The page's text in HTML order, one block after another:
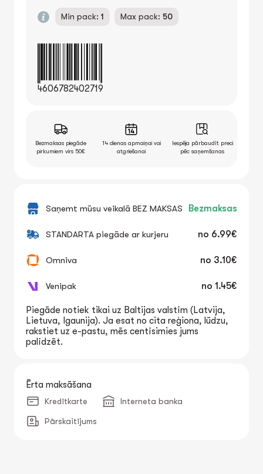
Min pack: 1 Max pack: 50
4606782402719
Bezmaksas piegāde
pirkumiem virs 50€
14 dienas apmaiņai vai
atgriešanai
Iespēja pārbaudīt preci
pēc saņemšanas
Saņemt mūsu veikalā BEZ MAKSAS Bezmaksas
STANDARTA piegāde ar kurjeru no 6.99€
Omniva no 3.10€
Venipak no 1.45€
Piegāde notiek tikai uz Baltijas valstīm (Latvija,
Lietuva, Igaunija). Ja esat no cita reģiona, lūdzu,
rakstiet uz e-pastu, mēs centīsimies jums
palīdzēt.
Ērta maksāšana
Kredītkarte Interneta banka
Pārskaitījums